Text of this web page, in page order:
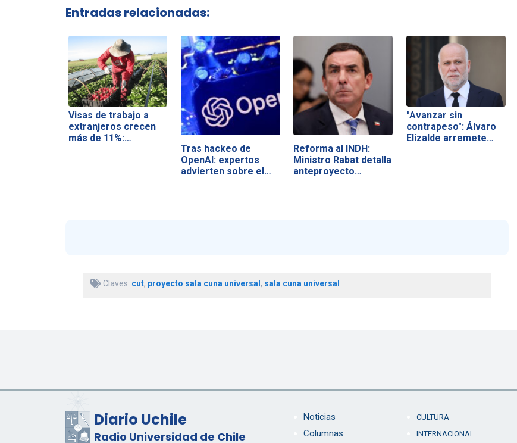
Entradas relacionadas:
Visas de trabajo a
extranjeros crecen
más de 11%:…
Tras hackeo de
OpenAI: expertos
advierten sobre el…
Reforma al INDH:
Ministro Rabat detalla
anteproyecto…
"Avanzar sin
contrapeso": Álvaro
Elizalde arremete…
Claves: cut, proyecto sala cuna universal , sala cuna universal
Diario Uchile
Radio Universidad de Chile
Noticias
Columnas
CULTURA
INTERNACIONAL